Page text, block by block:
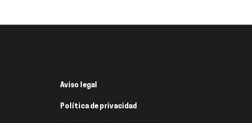
Aviso legal
Política de privacidad